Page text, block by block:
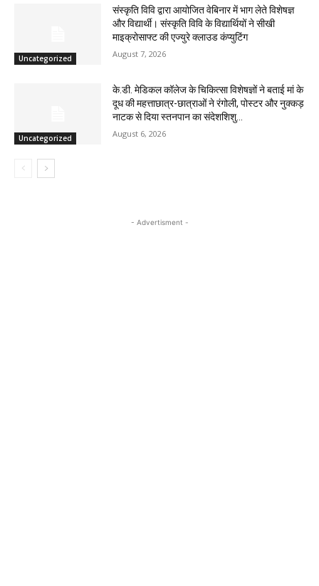
Uncategorized
संस्कृति विवि द्वारा आयोजित वेबिनार में भाग लेते विशेषज्ञ
और विद्यार्थी। संस्कृति विवि के विद्यार्थियों ने सीखी
माइक्रोसाफ्ट की एज्युरे क्लाउड कंप्युटिंग
August 7, 2026
Uncategorized
के.डी. मेडिकल कॉलेज के चिकित्सा विशेषज्ञों ने बताई मां के
दूध की महत्ताछात्र-छात्राओं ने रंगोली, पोस्टर और नुक्कड़
नाटक से दिया स्तनपान का संदेशशिशु...
August 6, 2026
- Advertisment -